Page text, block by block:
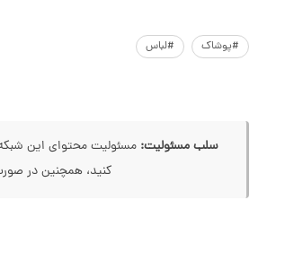
#پوشاک #لباس
سلب مسئولیت: مسئولیت محتوای این
کنید، همچنین در